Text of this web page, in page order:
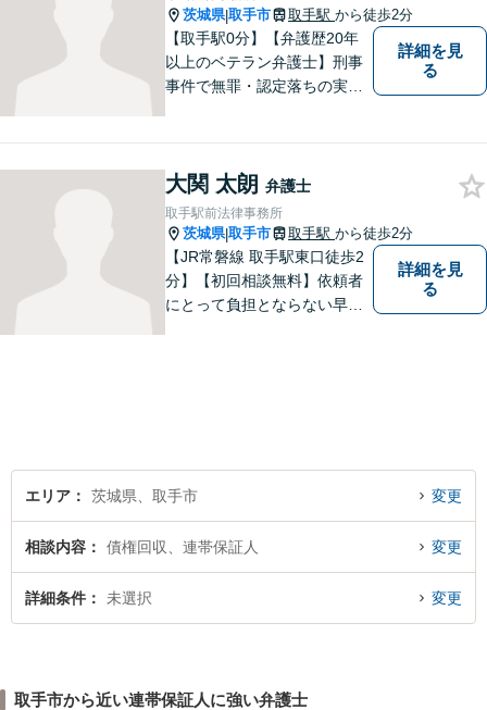
茨城県|取手市 取手駅 から徒歩2分
【取手駅0分】【弁護歴20年
以上のベテラン弁護士】刑事
事件で無罪・認定落ちの実績
たら、お気軽にご相談くださ
い！【毎日対応◎】
詳細を見
る
大関 太朗 弁護士
取手駅前法律事務所
茨城県|取手市 取手駅 から徒歩2分
【JR常磐線 取手駅東口徒歩2
分】【初回相談無料】依頼者
にとって負担とならない早期
詳細を見
る
エリア 茨城県、取手市 変更
相談内容 債権回収、連帯保証人 変更
詳細条件 未選択 変更
取手市から近い連帯保証人に強い弁護士